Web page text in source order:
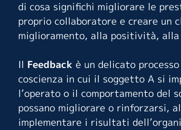
di cosa significhi migliorare le
proprio collaboratore e creare un
miglioramento, alla positività,
Il Feedback è un delicato
coscienza in cui il soggetto A si
l’operato o il comportamento del
possano migliorare o rinforzarsi,
implementare i risultati